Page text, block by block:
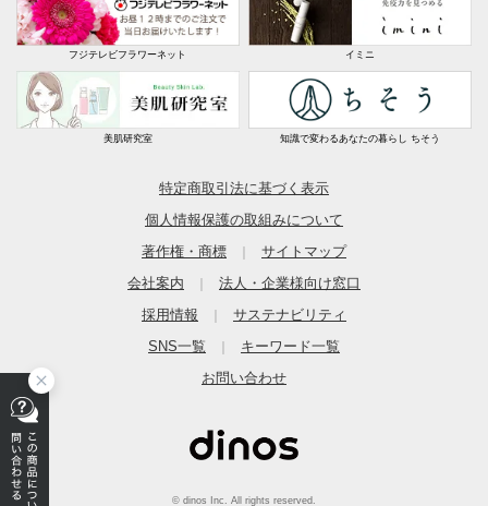
フジテレビフラワーネット イミニ
美肌研究室 知識で変わるあなたの暮らし ちそう
特定商取引法に基づく表示
個人情報保護の取組みについて
著作権・商標
｜
サイトマップ
会社案内
｜
法人・企業様向け窓口
採用情報
｜
サステナビリティ
SNS一覧
｜
キーワード一覧
お問い合わせ
© dinos Inc. All rights reserved.